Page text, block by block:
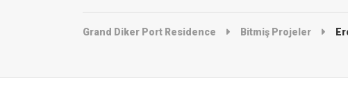
Grand Diker Port Residence Bitmiş Projeler